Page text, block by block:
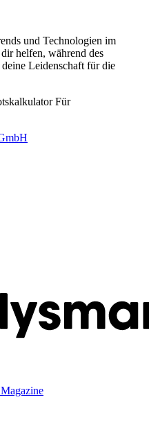
und Technologien im
helfen, während des
Leidenschaft für die
Für
Magazine